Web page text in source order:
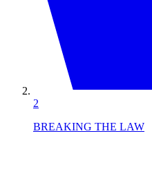
2
BREAKING THE LAW